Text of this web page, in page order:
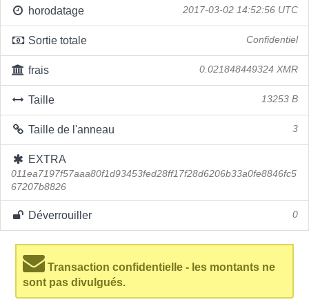
horodatage 2017-03-02 14:52:56 UTC
Sortie totale Confidentiel
frais 0.021848449324 XMR
Taille 13253 B
Taille de l'anneau 3
EXTRA
011ea7197f57aaa80f1d93453fed28ff17f28d6206b33a0fe8846fc5
67207b8826
Déverrouiller 0
Transaction confidentielle - les montants ne
sont pas divulgués.